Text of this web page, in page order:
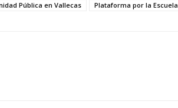
Pública en Vallecas
Plataforma por la